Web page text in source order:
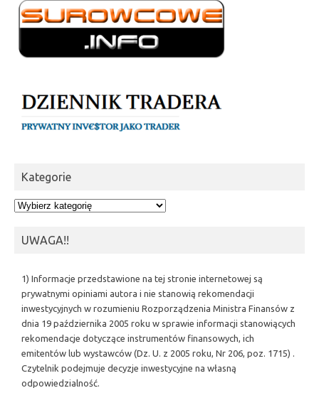
Kategorie
Kategorie
UWAGA!!
1) Informacje przedstawione na tej stronie internetowej są
prywatnymi opiniami autora i nie stanowią rekomendacji
inwestycyjnych w rozumieniu Rozporządzenia Ministra Finansów z
dnia 19 października 2005 roku w sprawie informacji stanowiących
rekomendacje dotyczące instrumentów finansowych, ich
emitentów lub wystawców (Dz. U. z 2005 roku, Nr 206, poz. 1715) .
Czytelnik podejmuje decyzje inwestycyjne na własną
odpowiedzialność.